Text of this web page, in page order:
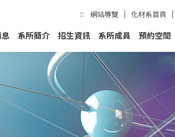
::: 網站導覽 化材系首頁
系所簡介 招生資訊 系所成員 預約空間